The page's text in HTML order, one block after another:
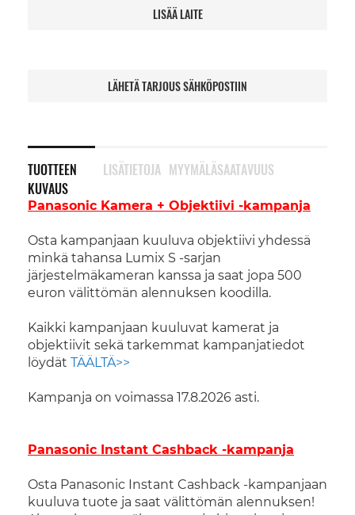
LISÄÄ LAITE
LÄHETÄ TARJOUS SÄHKÖPOSTIIN
TUOTTEEN
KUVAUS
Panasonic Kamera + Objektiivi -kampanja
Osta kampanjaan kuuluva objektiivi yhdessä
minkä tahansa Lumix S -sarjan
järjestelmäkameran kanssa ja saat jopa 500
euron välittömän alennuksen koodilla.
Kaikki kampanjaan kuuluvat kamerat ja
objektiivit sekä tarkemmat kampanjatiedot
löydät TÄÄLTÄ>>
Kampanja on voimassa 17.8.2026 asti.
Panasonic Instant Cashback -kampanja
Osta Panasonic Instant Cashback -kampanjaan
kuuluva tuote ja saat välittömän alennuksen!
LISÄTIETOJA MYYMÄLÄSAATAVUUS